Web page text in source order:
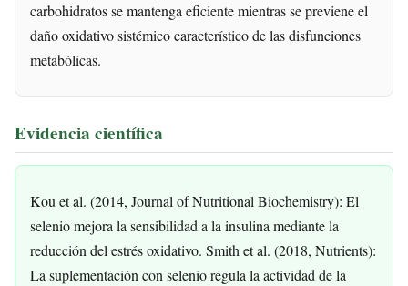
carbohidratos se mantenga eficiente mientras se previene el
daño oxidativo sistémico característico de las disfunciones
metabólicas.
Evidencia científica
Kou et al. (2014, Journal of Nutritional Biochemistry): El
selenio mejora la sensibilidad a la insulina mediante la
reducción del estrés oxidativo. Smith et al. (2018, Nutrients):
La suplementación con selenio regula la actividad de la